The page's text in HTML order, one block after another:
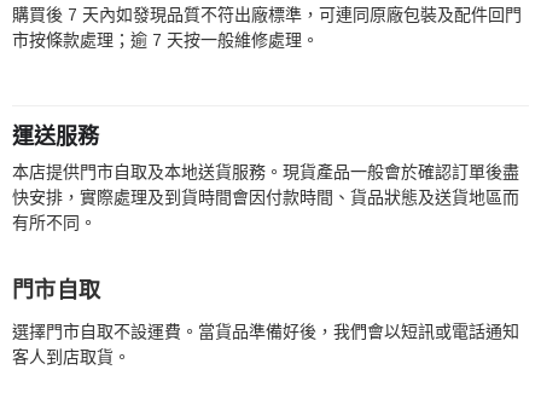
購買後 7 天內如發現品質不符出廠標準，可連同原廠包裝及配件回門
市按條款處理；逾 7 天按一般維修處理。
運送服務
本店提供門市自取及本地送貨服務。現貨產品一般會於確認訂單後盡
快安排，實際處理及到貨時間會因付款時間、貨品狀態及送貨地區而
有所不同。
門市自取
選擇門市自取不設運費。當貨品準備好後，我們會以短訊或電話通知
客人到店取貨。